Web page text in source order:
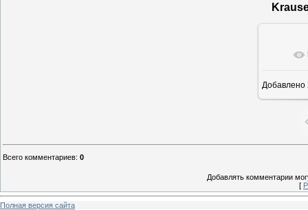
Добавлено
Всего комментариев: 0
Добавлять комментарии
[
Полная версия сайта